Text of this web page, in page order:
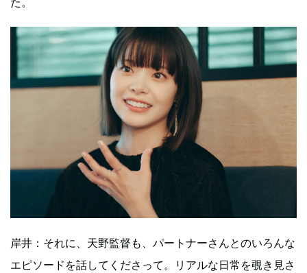
岸井：それに、天野監督も、パートナーさんとのいろんな
エピソードを話してくださって。リアルな日常を覗き見さ